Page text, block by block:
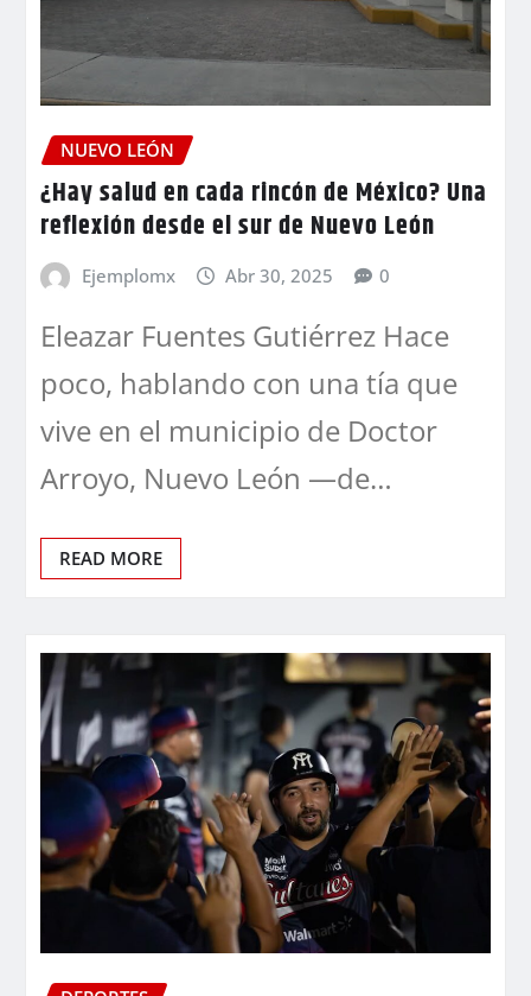
NUEVO LEÓN
¿Hay salud en cada rincón de México? Una
reflexión desde el sur de Nuevo León
Ejemplomx Abr 30, 2025 0
Eleazar Fuentes Gutiérrez Hace
poco, hablando con una tía que
vive en el municipio de Doctor
Arroyo, Nuevo León —de…
READ MORE